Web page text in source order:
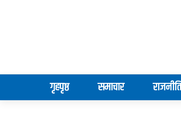
गृहपृष्ठ समाचार राजनीति